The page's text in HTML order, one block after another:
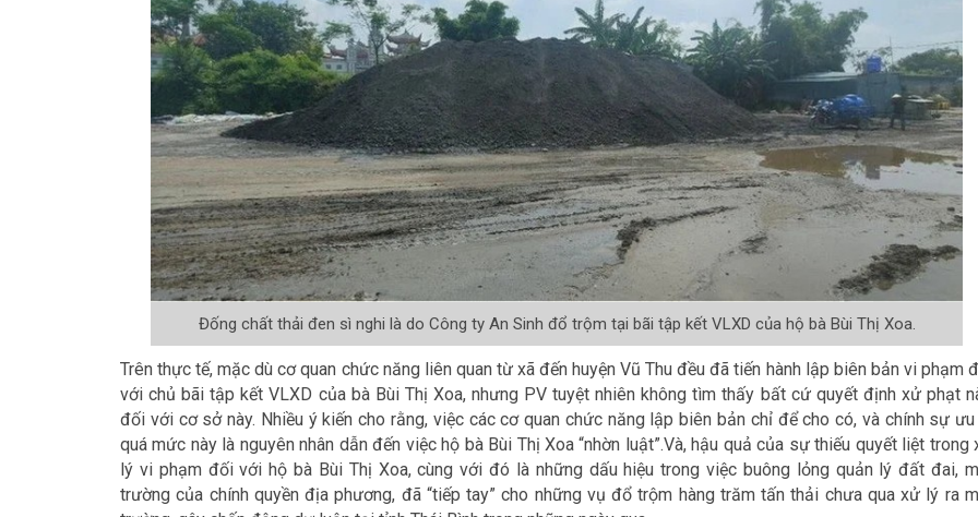
Đống chất thải đen sì nghi là do Công ty An Sinh đổ trộm tại bãi tập kết VLXD của hộ bà Bùi Thị Xoa.
Trên thực tế, mặc dù cơ quan chức năng liên quan từ xã đến huyện Vũ Thu đều đã tiến hành lập biên bản vi phạm
với chủ bãi tập kết VLXD của bà Bùi Thị Xoa, nhưng PV tuyệt nhiên không tìm thấy bất cứ quyết định xử phạt
đối với cơ sở này. Nhiều ý kiến cho rằng, việc các cơ quan chức năng lập biên bản chỉ để cho có, và chính sự
quá mức này là nguyên nhân dẫn đến việc hộ bà Bùi Thị Xoa “nhờn luật”.Và, hậu quả của sự thiếu quyết liệt trong
lý vi phạm đối với hộ bà Bùi Thị Xoa, cùng với đó là những dấu hiệu trong việc buông lỏng quản lý đất đai,
trường của chính quyền địa phương, đã “tiếp tay” cho những vụ đổ trộm hàng trăm tấn thải chưa qua xử lý ra